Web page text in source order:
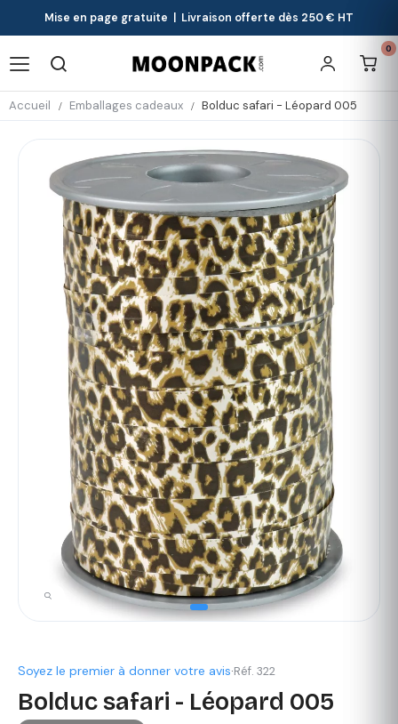
Mise en page gratuite | Livraison offerte dès 250 € HT
0
Accueil Emballages cadeaux Bolduc safari - Léopard 005
Soyez le premier à donner votre avis·Réf. 322
Bolduc safari - Léopard 005